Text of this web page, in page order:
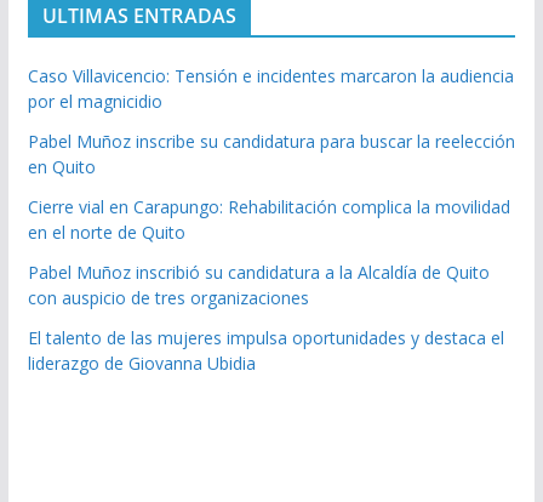
ULTIMAS ENTRADAS
Caso Villavicencio: Tensión e incidentes marcaron la audiencia
por el magnicidio
Pabel Muñoz inscribe su candidatura para buscar la reelección
en Quito
Cierre vial en Carapungo: Rehabilitación complica la movilidad
en el norte de Quito
Pabel Muñoz inscribió su candidatura a la Alcaldía de Quito
con auspicio de tres organizaciones
El talento de las mujeres impulsa oportunidades y destaca el
liderazgo de Giovanna Ubidia